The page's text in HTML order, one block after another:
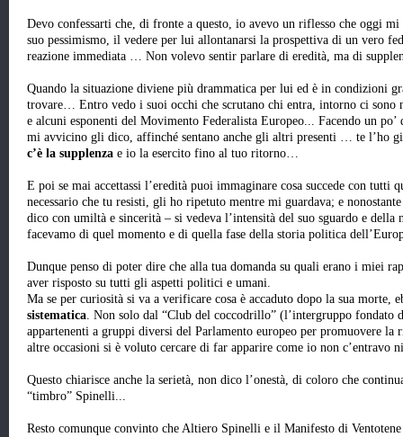
Devo confessarti che, di fronte a questo, io avevo un riflesso che oggi
suo pessimismo, il vedere per lui allontanarsi la prospettiva di un vero
reazione immediata … Non volevo sentir parlare di eredità, ma di
Quando la situazione diviene più drammatica per lui ed è in condizioni
trovare… Entro vedo i suoi occhi che scrutano chi entra, intorno ci sono
e alcuni esponenti del Movimento Federalista Europeo... Facendo un
mi avvicino gli dico, affinché sentano anche gli altri presenti … te l’ho
c’è la supplenza e io la esercito fino al tuo ritorno…
E poi se mai accettassi l’eredità puoi immaginare cosa succede con tutti
necessario che tu resisti, gli ho ripetuto mentre mi guardava; e
dico con umiltà e sincerità – si vedeva l’intensità del suo sguardo e della
facevamo di quel momento e di quella fase della storia politica
Dunque penso di poter dire che alla tua domanda su quali erano i miei
aver risposto su tutti gli aspetti politici e umani.
Ma se per curiosità si va a verificare cosa è accaduto dopo la sua morte,
sistematica. Non solo dal “Club del coccodrillo” (l’intergruppo fondato
appartenenti a gruppi diversi del Parlamento europeo per promuovere
altre occasioni si è voluto cercare di far apparire come io non c’entravo
Questo chiarisce anche la serietà, non dico l’onestà, di coloro che
“timbro” Spinelli...
Resto comunque convinto che Altiero Spinelli e il Manifesto di